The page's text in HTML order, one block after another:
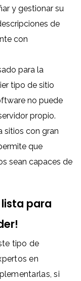
y gestionar su
de
con
para la
tipo de sitio
no puede
propio.
sitios con gran
que
sean capaces de
lista para
tipo de
en
si